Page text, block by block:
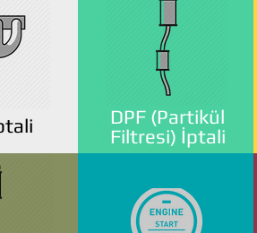
DPF (Partikül
Filtresi) İptali